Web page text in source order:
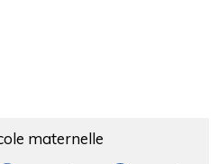
maternelle